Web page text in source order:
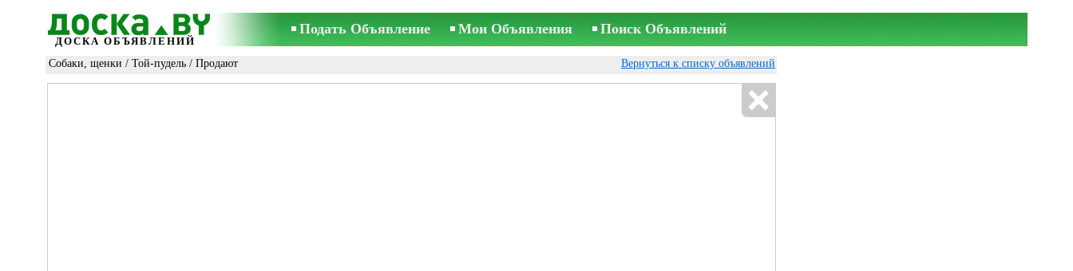
ДОСКА ОБЪЯВЛЕНИЙ
Подать Объявление Мои Объявления Поиск Объявлений
Собаки, щенки / Той-пудель / Продают Вернуться к списку объявлений